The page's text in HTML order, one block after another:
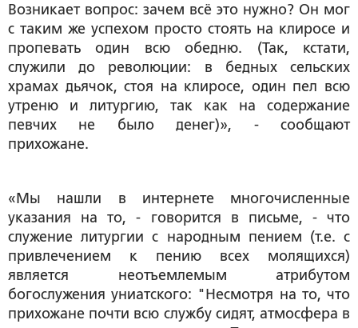
Возникает вопрос: зачем всё это нужно? Он мог
с таким же успехом просто стоять на клиросе и
пропевать один всю обедню. (Так, кстати,
служили до революции: в бедных сельских
храмах дьячок, стоя на клиросе, один пел всю
утреню и литургию, так как на содержание
певчих не было денег)», - сообщают
прихожане.
«Мы нашли в интернете многочисленные
указания на то, - говорится в письме, - что
служение литургии с народным пением (т.е. с
привлечением к пению всех молящихся)
является неотъемлемым атрибутом
богослужения униатского: "Несмотря на то, что
прихожане почти всю службу сидят, атмосфера в